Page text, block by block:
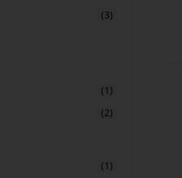
(3)
(1)
(2)
(1)